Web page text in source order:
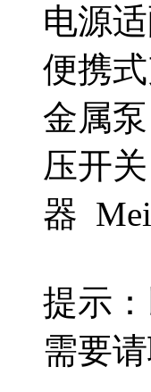
电源
便携
金属
压开
器
提示
需要请